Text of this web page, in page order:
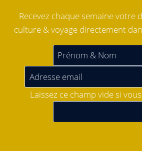
Recevez chaque semaine votre
culture & voyage directement
Laissez ce champ vide si